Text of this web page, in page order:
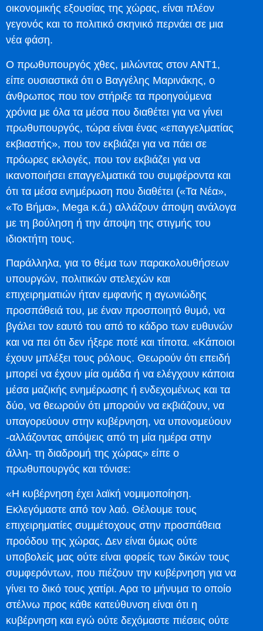
οικονομικής εξουσίας της χώρας, είναι πλέον
γεγονός και το πολιτικό σκηνικό περνάει σε μια
νέα φάση.
Ο πρωθυπουργός χθες, μιλώντας στον ΑΝΤ1,
είπε ουσιαστικά ότι ο Βαγγέλης Μαρινάκης, ο
άνθρωπος που τον στήριξε τα προηγούμενα
χρόνια με όλα τα μέσα που διαθέτει για να γίνει
πρωθυπουργός, τώρα είναι ένας «επαγγελματίας
εκβιαστής», που τον εκβιάζει για να πάει σε
πρόωρες εκλογές, που τον εκβιάζει για να
ικανοποιήσει επαγγελματικά του συμφέροντα και
ότι τα μέσα ενημέρωση που διαθέτει («Τα Νέα»,
«Το Βήμα», Mega κ.ά.) αλλάζουν άποψη ανάλογα
με τη βούληση ή την άποψη της στιγμής του
ιδιοκτήτη τους.
Παράλληλα, για το θέμα των παρακολουθήσεων
υπουργών, πολιτικών στελεχών και
επιχειρηματιών ήταν εμφανής η αγωνιώδης
προσπάθειά του, με έναν προσποιητό θυμό, να
βγάλει τον εαυτό του από το κάδρο των ευθυνών
και να πει ότι δεν ήξερε ποτέ και τίποτα. «Κάποιοι
έχουν μπλέξει τους ρόλους. Θεωρούν ότι επειδή
μπορεί να έχουν μία ομάδα ή να ελέγχουν κάποια
μέσα μαζικής ενημέρωσης ή ενδεχομένως και τα
δύο, να θεωρούν ότι μπορούν να εκβιάζουν, να
υπαγορεύουν στην κυβέρνηση, να υπονομεύουν
-αλλάζοντας απόψεις από τη μία ημέρα στην
άλλη- τη διαδρομή της χώρας» είπε ο
πρωθυπουργός και τόνισε:
«Η κυβέρνηση έχει λαϊκή νομιμοποίηση.
Εκλεγόμαστε από τον λαό. Θέλουμε τους
επιχειρηματίες συμμέτοχους στην προσπάθεια
προόδου της χώρας. Δεν είναι όμως ούτε
υποβολείς μας ούτε είναι φορείς των δικών τους
συμφερόντων, που πιέζουν την κυβέρνηση για να
γίνει το δικό τους χατίρι. Αρα το μήνυμα το οποίο
στέλνω προς κάθε κατεύθυνση είναι ότι η
κυβέρνηση και εγώ ούτε δεχόμαστε πιέσεις ούτε